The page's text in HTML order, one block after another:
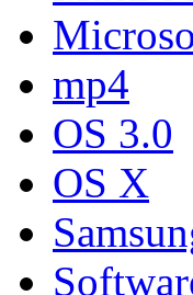
mp4
OS 3.0
OS X